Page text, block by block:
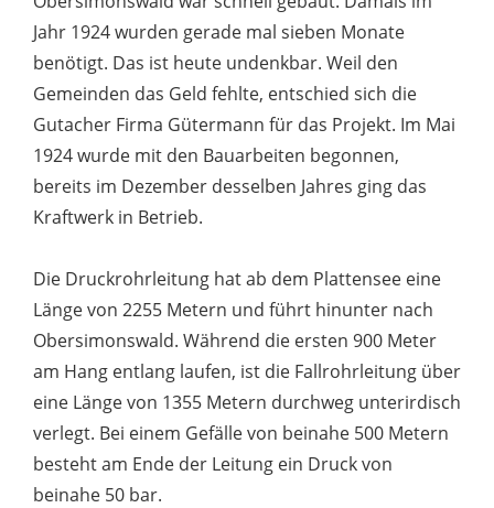
Jahr 1924 wurden gerade mal sieben Monate
benötigt. Das ist heute undenkbar. Weil den
Gemeinden das Geld fehlte, entschied sich die
Gutacher Firma Gütermann für das Projekt. Im Mai
1924 wurde mit den Bauarbeiten begonnen,
bereits im Dezember desselben Jahres ging das
Kraftwerk in Betrieb.
Die Druckrohrleitung hat ab dem Plattensee eine
Länge von 2255 Metern und führt hinunter nach
Obersimonswald. Während die ersten 900 Meter
am Hang entlang laufen, ist die Fallrohrleitung über
eine Länge von 1355 Metern durchweg unterirdisch
verlegt. Bei einem Gefälle von beinahe 500 Metern
besteht am Ende der Leitung ein Druck von
beinahe 50 bar.